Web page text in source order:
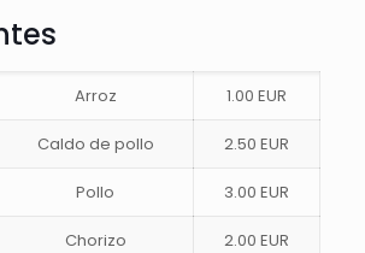
Arroz 1.00 EUR
Caldo de pollo 2.50 EUR
Pollo 3.00 EUR
Chorizo 2.00 EUR